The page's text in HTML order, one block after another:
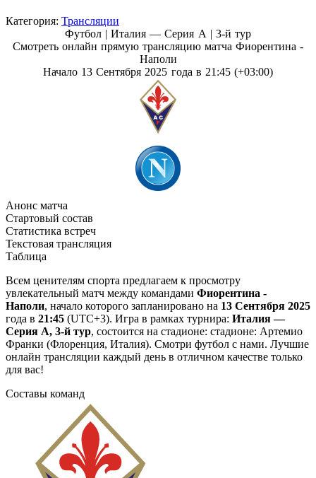
Категория: Трансляции
Футбол | Италия — Серия А | 3-й тур
Смотреть онлайн прямую трансляцию матча Фиорентина -
Наполи
Начало 13 Сентября 2025 года в 21:45 (+03:00)
Анонс матча
Стартовый состав
Статистика встреч
Текстовая трансляция
Таблица
Всем ценителям спорта предлагаем к просмотру
увлекательный матч между командами Фиорентина -
Наполи, начало которого запланировано на 13 Сентября 2025
года в 21:45 (UTC+3). Игра в рамках турнира: Италия —
Серия А, 3-й тур, состоится на стадионе: стадионе: Артемио
Франки (Флоренция, Италия). Смотри футбол с нами. Лучшие
онлайн трансляции каждый день в отличном качестве только
для вас!
Составы команд